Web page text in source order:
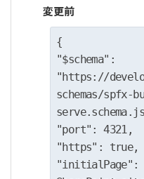
変更前
{
"$schema":
"https://
schemas/spfx-
"port": 4321,
"https": true,
"initialPage":